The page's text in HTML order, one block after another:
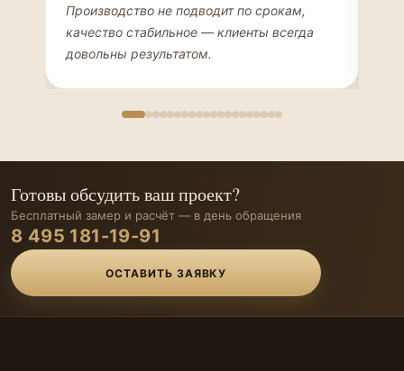
ДИЗАЙНЕР ИНТЕРЬЕРОВ
Производство не подводит по срокам,
качество стабильное — клиенты всегда
довольны результатом.
Готовы обсудить ваш проект?
Бесплатный замер и расчёт — в день обращения
8 495 181-19-91
ОСТАВИТЬ ЗАЯВКУ